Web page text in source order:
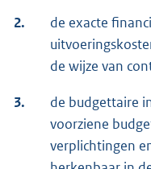
2.
de exacte
de wijze van
3.
de budgettaire
voorziene
verplichtingen